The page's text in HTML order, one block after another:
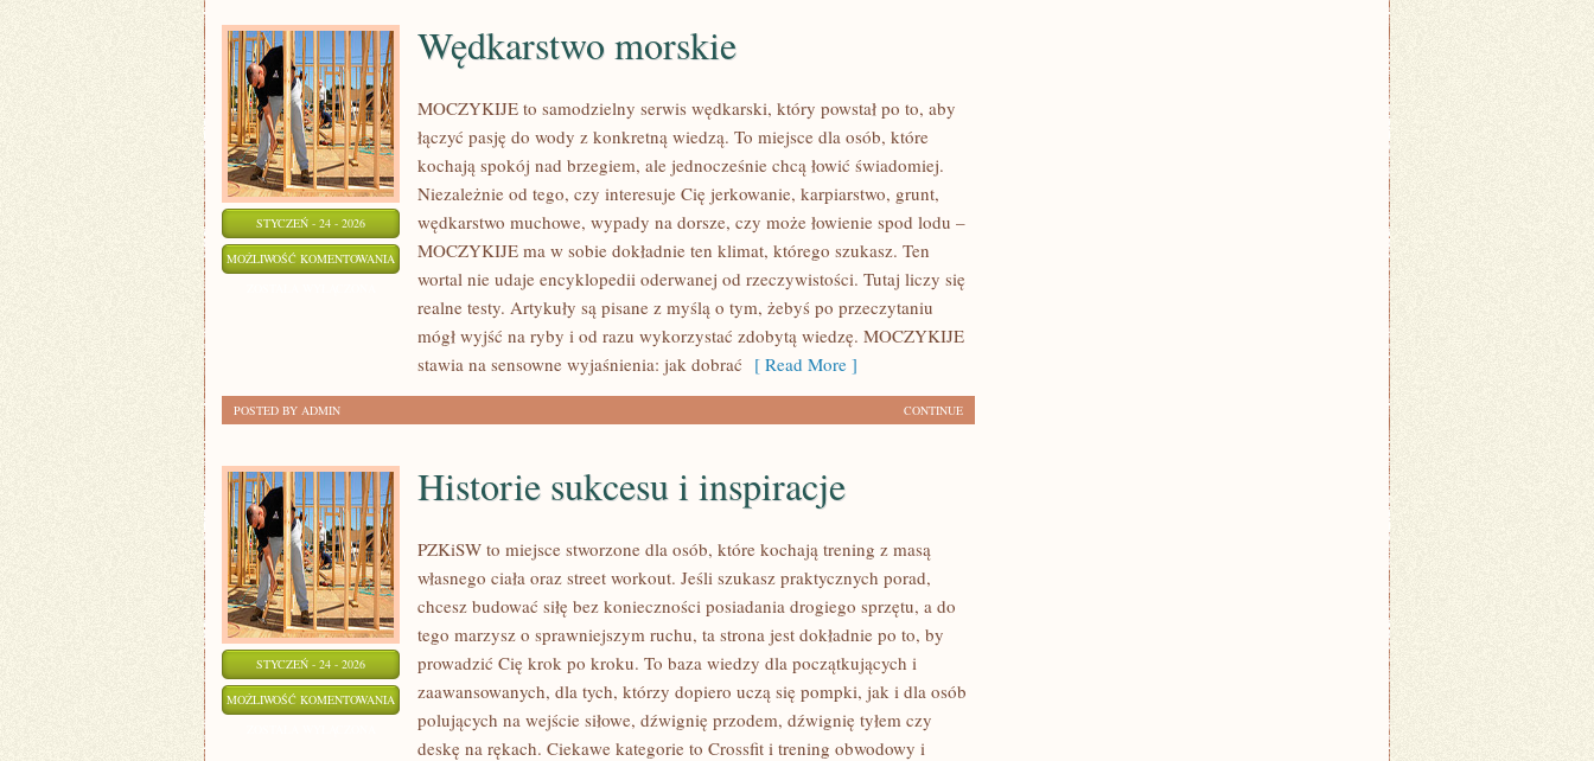
STYCZEŃ - 24 - 2026
MOŻLIWOŚĆ KOMENTOWANIA WĘDKARSTWO
MORSKIE
Wędkarstwo morskie
MOCZYKIJE to samodzielny serwis wędkarski, który powstał po to, aby
łączyć pasję do wody z konkretną wiedzą. To miejsce dla osób, które
kochają spokój nad brzegiem, ale jednocześnie chcą łowić świadomiej.
Niezależnie od tego, czy interesuje Cię jerkowanie, karpiarstwo, grunt,
wędkarstwo muchowe, wypady na dorsze, czy może łowienie spod lodu –
MOCZYKIJE ma w sobie dokładnie ten klimat, którego szukasz. Ten
wortal nie udaje encyklopedii oderwanej od rzeczywistości. Tutaj liczy się
realne testy. Artykuły są pisane z myślą o tym, żebyś po przeczytaniu
mógł wyjść na ryby i od razu wykorzystać zdobytą wiedzę. MOCZYKIJE
stawia na sensowne wyjaśnienia: jak dobrać [ Read More ]
CONTINUE
POSTED BY ADMIN
STYCZEŃ - 24 - 2026
MOŻLIWOŚĆ KOMENTOWANIA HISTORIE
SUKCESU
Historie sukcesu i inspiracje
PZKiSW to miejsce stworzone dla osób, które kochają trening z masą
własnego ciała oraz street workout. Jeśli szukasz praktycznych porad,
chcesz budować siłę bez konieczności posiadania drogiego sprzętu, a do
tego marzysz o sprawniejszym ruchu, ta strona jest dokładnie po to, by
prowadzić Cię krok po kroku. To baza wiedzy dla początkujących i
zaawansowanych, dla tych, którzy dopiero uczą się pompki, jak i dla osób
polujących na wejście siłowe, dźwignię przodem, dźwignię tyłem czy
deskę na rękach. Ciekawe kategorie to Crossfit i trening obwodowy i